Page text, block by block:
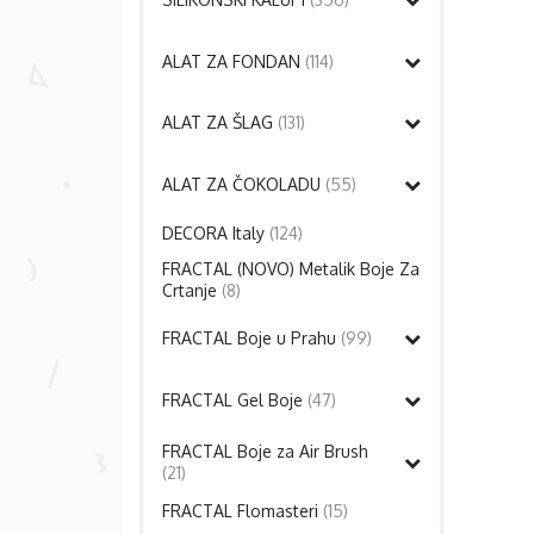
ALAT ZA FONDAN (114)
ALAT ZA ŠLAG (131)
ALAT ZA ČOKOLADU (55)
DECORA Italy (124)
FRACTAL (NOVO) Metalik Boje Za
Crtanje (8)
FRACTAL Boje u Prahu (99)
FRACTAL Gel Boje (47)
FRACTAL Boje za Air Brush
(21)
FRACTAL Flomasteri (15)